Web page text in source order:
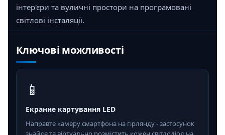
інтер'єри та вуличні простори на програмовані
світлові інсталяції.
Ключові можливості
📱
Екранне картування LED
Направте камеру смартфона на гірлянду - застосунок